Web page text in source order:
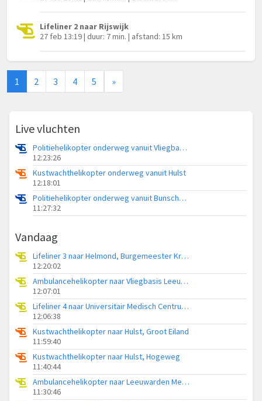
Lifeliner 2 naar Rijswijk
27 feb 13:19 | duur: 7 min. | afstand: 15 km
1 2 3 4 5 »
Live vluchten
Politiehelikopter onderweg vanuit Vliegbasis Volkel
12:23:26
Kustwachthelikopter onderweg vanuit Hulst
12:18:01
Politiehelikopter onderweg vanuit Bunschoten-Spakenburg
11:27:32
Vandaag
Lifeliner 3 naar Helmond, Burgemeester Krollaan
12:20:02
Ambulancehelikopter naar Vliegbasis Leeuwarden
12:07:01
Lifeliner 4 naar Universitair Medisch Centrum Groningen
12:06:38
Kustwachthelikopter naar Hulst, Groot Eiland
11:59:40
Kustwachthelikopter naar Hulst, Hogeweg
11:40:44
Ambulancehelikopter naar Leeuwarden Medical Center Heliport
11:30:46